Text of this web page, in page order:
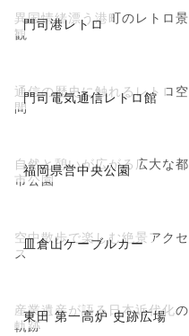
門司港レトロ
異国情緒漂う港町のレトロ景
観
門司電気通信レトロ館
通信の歴史に触れるレトロ空
間
福岡県営中央公園
自然と憩いが広がる広大な都
市公園
皿倉山ケーブルカー
空中散歩で楽しむ絶景アクセ
ス
東田 第一高炉 史跡広場
産業遺産が語る日本近代化の
軌跡